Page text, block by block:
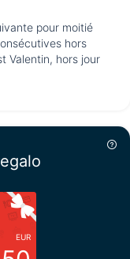
pour moitié
hors
Valentin, hors jour
EUR